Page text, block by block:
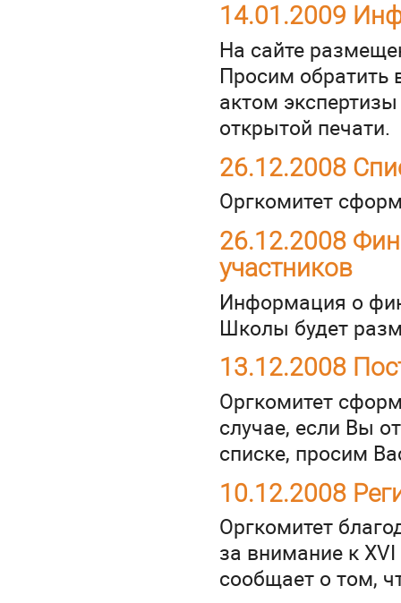
14.01.2009
На сайте
Просим обратить
актом
открытой печати.
26.12.2008
Оргкомитет
26.12.2008
участников
Информация о
Школы будет
13.12.2008
Оргкомитет
случае, если Вы
списке, просим
10.12.2008
Оргкомитет
за внимание к
сообщает о том,